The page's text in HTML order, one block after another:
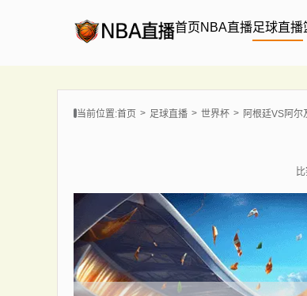
首页NBA直播足球直播
当前位置:首页 足球直播 世界杯 阿根廷VS阿尔